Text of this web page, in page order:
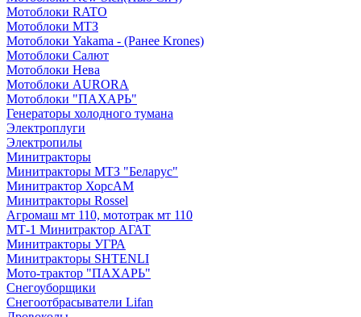
Мотоблоки RATO
Мотоблоки МТЗ
Мотоблоки Yakama - (Ранее Krones)
Мотоблоки Салют
Мотоблоки Нева
Мотоблоки AURORA
Мотоблоки "ПАХАРЬ"
Генераторы холодного тумана
Электроплуги
Электропилы
Минитракторы
Минитракторы МТЗ "Беларус"
Минитрактор ХорсАМ
Минитракторы Rossel
Агромаш мт 110, мототрак мт 110
МТ-1 Минитрактор АГАТ
Минитракторы УГРА
Минитракторы SHTENLI
Мото-трактор "ПАХАРЬ"
Снегоуборщики
Снегоотбрасыватели Lifan